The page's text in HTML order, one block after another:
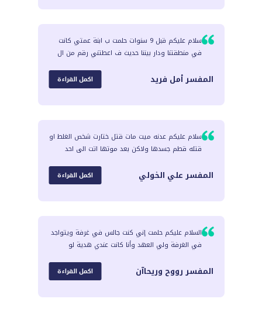
سلام عليكم قبل 9 سنوات حلمت ب ابنة عمتي كانت
في منطقتنا ودار بيننا حديث ف اعطتني رقم من ال
المفسرأمل فريد اكمل القراءة
سلام عليكم عدنه ميت مات قتل ختارت شخص الغلط او
قتله قطم جسدها ولاكن بعد موتها اتت الى احد
المفسر علي الخولي اكمل القراءة
السلام عليكم حلمت إني كنت جالس في غرفة ويتواجد
في الغرفة ولي العهد وأنا كانت عندي هدية لو
المفسر رووح وريحاآن اكمل القراءة